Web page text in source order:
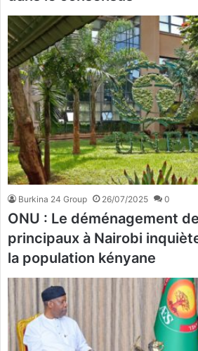
Burkina 24 Group 26/07/2025 0
ONU : Le déménagement
principaux à Nairobi
la population kényane